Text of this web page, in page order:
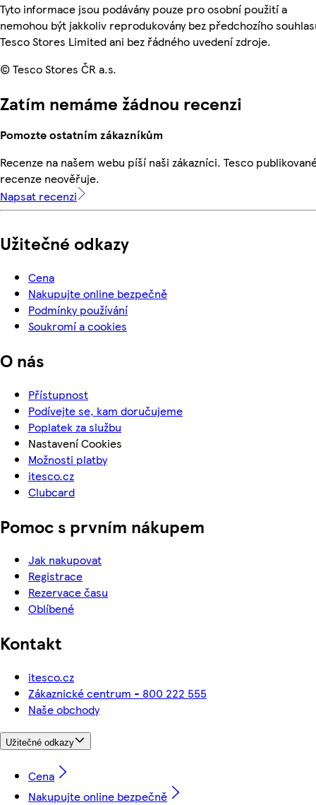
Tyto informace jsou podávány pouze pro osobní použití a
nemohou být jakkoliv reprodukovány bez předchozího
Tesco Stores Limited ani bez řádného uvedení zdroje.
© Tesco Stores ČR a.s.
Zatím nemáme žádnou recenzi
Pomozte ostatním zákazníkům
Recenze na našem webu píší naši zákazníci. Tesco
recenze neověřuje.
Napsat recenzi
Užitečné odkazy
Cena
Nakupujte online bezpečně
Podmínky používání
Soukromí a cookies
O nás
Přístupnost
Podívejte se, kam doručujeme
Poplatek za službu
Nastavení Cookies
Možnosti platby
itesco.cz
Clubcard
Pomoc s prvním nákupem
Jak nakupovat
Registrace
Rezervace času
Oblíbené
Kontakt
itesco.cz
Zákaznické centrum - 800 222 555
Naše obchody
Užitečné odkazy
Cena
Nakupujte online bezpečně